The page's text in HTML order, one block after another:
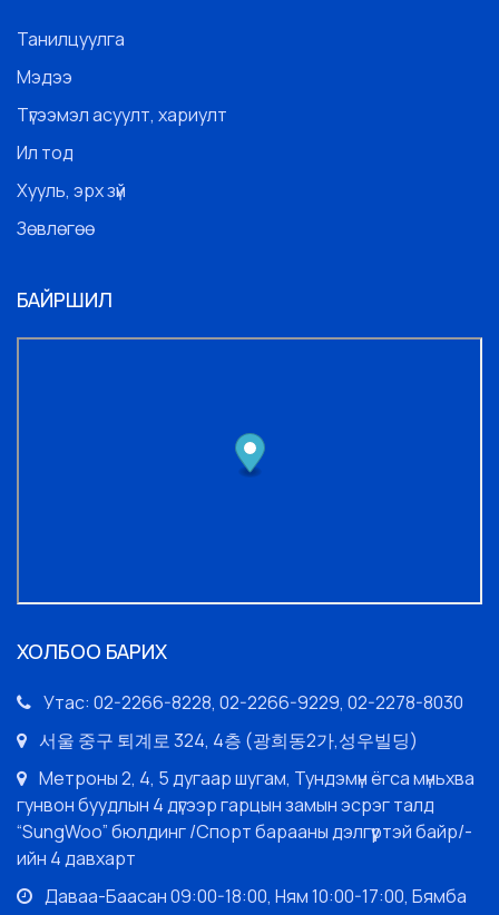
Танилцуулга
Мэдээ
Түгээмэл асуулт, хариулт
Ил тод
Хууль, эрх зүй
Зөвлөгөө
БАЙРШИЛ
ХОЛБОО БАРИХ
Утас: 02-2266-8228, 02-2266-9229, 02-2278-8030
서울 중구 퇴계로 324, 4층 (광희동2가,성우빌딩)
Метроны 2, 4, 5 дугаар шугам, Тундэмүн ёгса мүньхва
гунвон буудлын 4 дүгээр гарцын замын эсрэг талд
“SungWoo” бюлдинг /Спорт барааны дэлгүүртэй байр/-
ийн 4 давхарт
Даваа-Баасан 09:00-18:00, Ням 10:00-17:00, Бямба